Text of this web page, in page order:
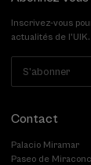
Inscrivez-vous
actualités de l'UIK.
S'abonner
Contact
Palacio Miramar
Paseo de